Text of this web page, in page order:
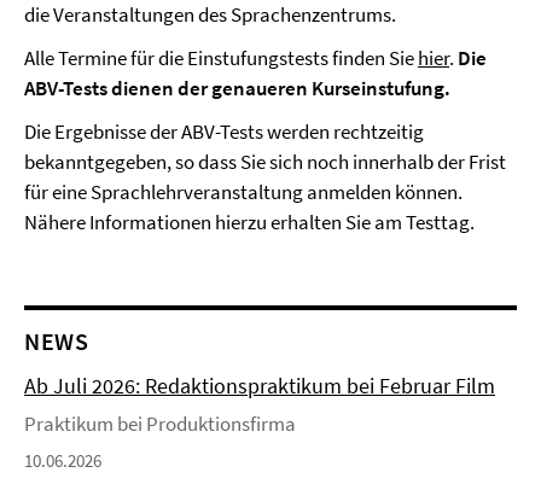
die Veranstaltungen des Sprachenzentrums.
Alle Termine für die Einstufungstests finden Siehier. Die
ABV-Tests dienen der genaueren Kurseinstufung.
Die Ergebnisse der ABV-Tests werden rechtzeitig
bekanntgegeben, so dass Sie sich noch innerhalb der Frist
für eine Sprachlehrveranstaltung anmelden können.
Nähere Informationen hierzu erhalten Sie am Testtag.
NEWS
Ab Juli 2026: Redaktionspraktikum bei Februar Film
Praktikum bei Produktionsfirma
10.06.2026